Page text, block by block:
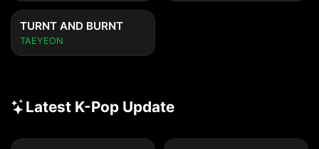
TURNT AND BURNT
TAEYEON
Latest K-Pop Update